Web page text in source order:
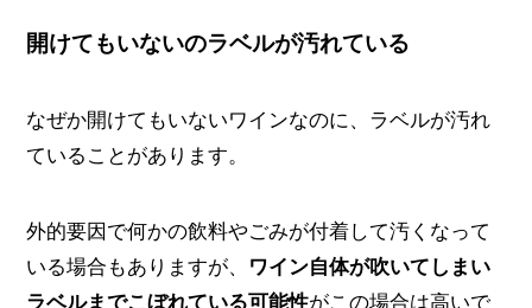
開けてもいないのラベルが汚れている
なぜか開けてもいないワインなのに、ラベルが汚れ
ていることがあります。
外的要因で何かの飲料やごみが付着して汚くなって
いる場合もありますが、 ワイン自体が吹いてしまい
ラベルまでこぼれている可能性がこの場合は高いで